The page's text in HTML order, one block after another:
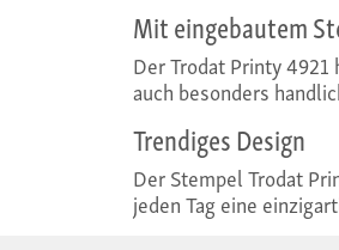
Mit eingebautem
Der Trodat Printy
auch besonders
Trendiges Design
Der Stempel Trodat
jeden Tag eine